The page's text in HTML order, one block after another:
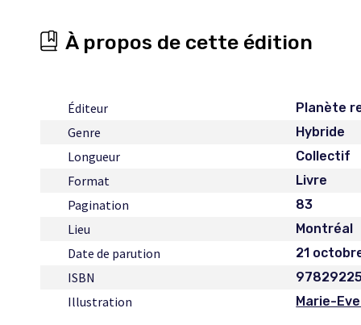
À propos de cette édition
Éditeur Planète
Genre Hybride
Longueur Collectif
Format Livre
Pagination 83
Lieu Montréal
Date de parution 21
ISBN
Illustration Marie-
Ce